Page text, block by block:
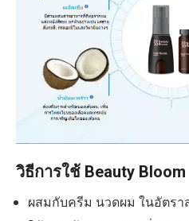
วิธีการใช้ Beauty Bloom
ผสมกับครีม นวดผม ในอัตรา